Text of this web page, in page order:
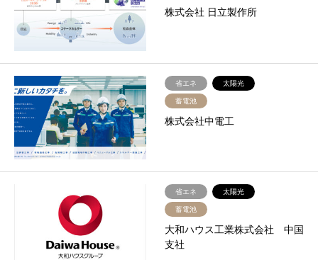
株式会社 日立製作所
省エネ 太陽光
蓄電池
株式会社中電工
省エネ 太陽光
蓄電池
大和ハウス工業株式会社 中国
支社